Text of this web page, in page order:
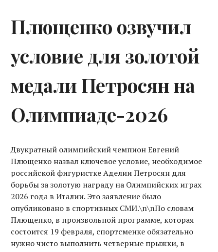
Плющенко озвучил
условие для золотой
медали Петросян на
Олимпиаде-2026
Двукратный олимпийский чемпион Евгений
Плющенко назвал ключевое условие, необходимое
российской фигуристке Аделии Петросян для
борьбы за золотую награду на Олимпийских играх
2026 года в Италии. Это заявление было
опубликовано в спортивных СМИ.\n\nПо словам
Плющенко, в произвольной программе, которая
состоится 19 февраля, спортсменке обязательно
нужно чисто выполнить четверные прыжки, в